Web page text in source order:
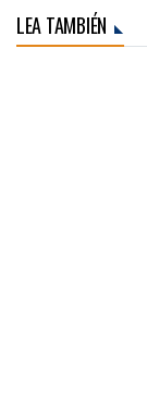
LEA TAMBIÉN